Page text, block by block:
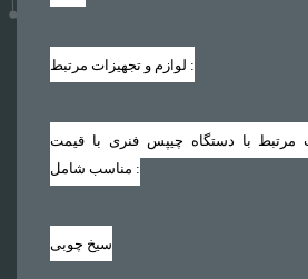
لوازم و تجهیزات مرتبط :
مرتبط با دستگاه چیپس فنری با قیمت
مناسب شامل :
سیخ چوبی